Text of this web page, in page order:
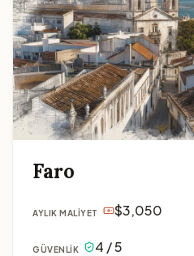
Faro
AYLIK MALIYET $3,050
GÜVENLIK 4 / 5